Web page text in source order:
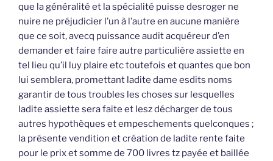
que la généralité et la spécialité puisse desroger ne
nuire ne préjudicier l’un à l’autre en aucune manière
que ce soit, avecq puissance audit acquéreur d’en
demander et faire faire autre particulière assiette en
tel lieu qu’il luy plaire etc toutefois et quantes que bon
lui semblera, promettant ladite dame esdits noms
garantir de tous troubles les choses sur lesquelles
ladite assiette sera faite et lesz décharger de tous
autres hypothèques et empeschements quelconques ;
la présente vendition et création de ladite rente faite
pour le prix et somme de 700 livres tz payée et baillée